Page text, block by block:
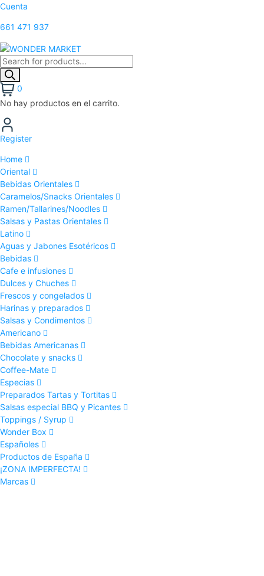
Cuenta
661 471 937
0
No hay productos en el carrito.
Register
Home
Oriental
Bebidas Orientales
Caramelos/Snacks Orientales
Ramen/Tallarines/Noodles
Salsas y Pastas Orientales
Latino
Aguas y Jabones Esotéricos
Bebidas
Cafe e infusiones
Dulces y Chuches
Frescos y congelados
Harinas y preparados
Salsas y Condimentos
Americano
Bebidas Americanas
Chocolate y snacks
Coffee-Mate
Especias
Preparados Tartas y Tortitas
Salsas especial BBQ y Picantes
Toppings / Syrup
Wonder Box
Españoles
Productos de España
¡ZONA IMPERFECTA!
Marcas